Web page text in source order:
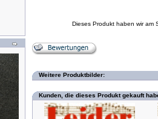
Dieses Produkt haben wir am
Weitere Produktbilder:
Kunden, die dieses Produkt gekauft